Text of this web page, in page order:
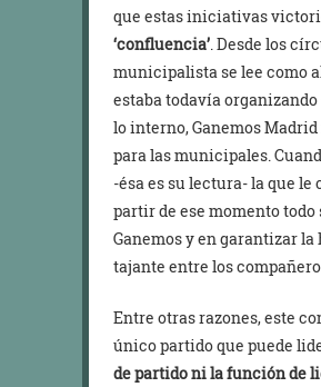
que estas iniciativas
‘confluencia’. Desde los
municipalista se lee como
estaba todavía
lo interno, Ganemos
para las municipales.
-ésa es su lectura- la que
partir de ese momento
Ganemos y en garantizar la
tajante entre los
Entre otras razones, este
único partido que puede
de partido ni la función de